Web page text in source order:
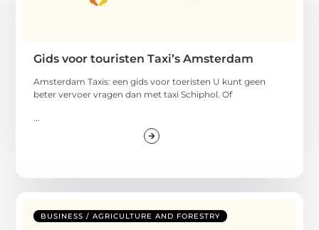
Gids voor touristen Taxi’s Amsterdam
Amsterdam Taxis: een gids voor toeristen U kunt geen
beter vervoer vragen dan met taxi Schiphol. Of
BUSINESS / AGRICULTURE AND FORESTRY